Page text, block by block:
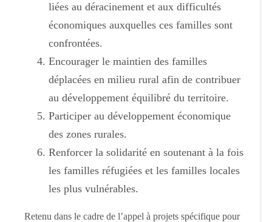
liées au déracinement et aux difficultés
économiques auxquelles ces familles sont
confrontées.
Encourager le maintien des familles
déplacées en milieu rural afin de contribuer
au développement équilibré du territoire.
Participer au développement économique
des zones rurales.
Renforcer la solidarité en soutenant à la fois
les familles réfugiées et les familles locales
les plus vulnérables.
Retenu dans le cadre de l’appel à projets spécifique pour